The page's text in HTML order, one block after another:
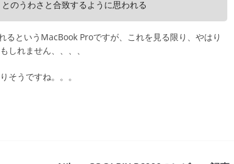
のうわさと合致するように思われる
というMacBook Proですが、これを見る限り、やはり
しれません、、、、
そうですね。。。